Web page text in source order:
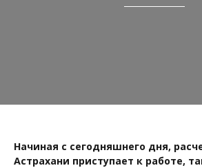
Начиная с сегодняшнего дня,
Астрахани приступает к работе,